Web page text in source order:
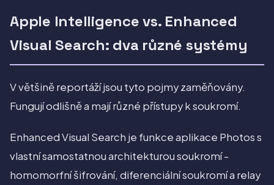
Apple Intelligence vs. Enhanced
Visual Search: dva různé systémy
V většině reportáží jsou tyto pojmy zaměňovány.
Fungují odlišně a mají různé přístupy k soukromí.
Enhanced Visual Search je funkce aplikace Photos s
vlastní samostatnou architekturou soukromí -
homomorfní šifrování, diferenciální soukromí a relay